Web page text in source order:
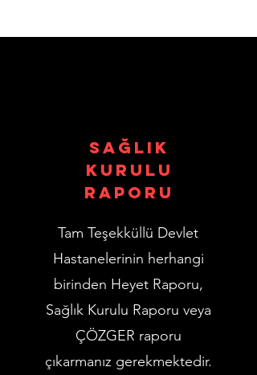
Sağlık
Kurulu
Raporu
Tam Teşekküllü Devlet
Hastanelerinin herhangi
birinden Heyet Raporu,
Sağlık Kurulu Raporu veya
ÇÖZGER raporu
çıkarmanız gerekmektedir.